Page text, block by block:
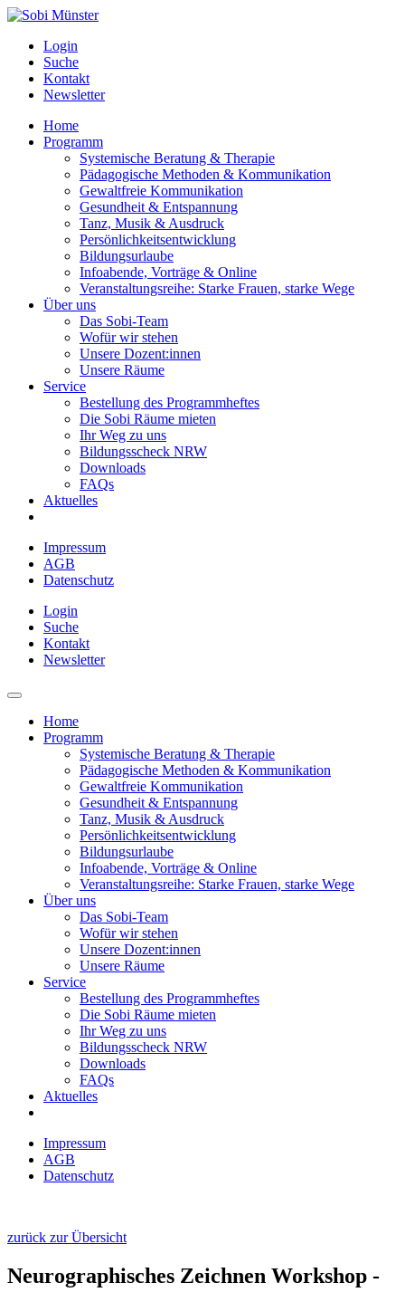
Login
Suche
Kontakt
Newsletter
Home
Programm
Systemische Beratung & Therapie
Pädagogische Methoden & Kommunikation
Gewaltfreie Kommunikation
Gesundheit & Entspannung
Tanz, Musik & Ausdruck
Persönlichkeitsentwicklung
Bildungsurlaube
Infoabende, Vorträge & Online
Veranstaltungsreihe: Starke Frauen, starke Wege
Über uns
Das Sobi-Team
Wofür wir stehen
Unsere Dozent:innen
Unsere Räume
Service
Bestellung des Programmheftes
Die Sobi Räume mieten
Ihr Weg zu uns
Bildungsscheck NRW
Downloads
FAQs
Aktuelles
Impressum
AGB
Datenschutz
Login
Suche
Kontakt
Newsletter
Home
Programm
Systemische Beratung & Therapie
Pädagogische Methoden & Kommunikation
Gewaltfreie Kommunikation
Gesundheit & Entspannung
Tanz, Musik & Ausdruck
Persönlichkeitsentwicklung
Bildungsurlaube
Infoabende, Vorträge & Online
Veranstaltungsreihe: Starke Frauen, starke Wege
Über uns
Das Sobi-Team
Wofür wir stehen
Unsere Dozent:innen
Unsere Räume
Service
Bestellung des Programmheftes
Die Sobi Räume mieten
Ihr Weg zu uns
Bildungsscheck NRW
Downloads
FAQs
Aktuelles
Impressum
AGB
Datenschutz
zurück zur Übersicht
Neurographisches Zeichnen Workshop -